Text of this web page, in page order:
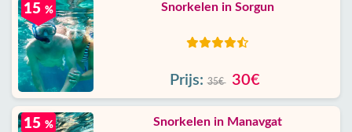
15 % Snorkelen in Sorgun
Prijs: 35€ 30€
15 % Snorkelen in Manavgat